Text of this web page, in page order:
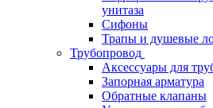
унитаза
Сифоны
Трапы и душевые
Трубопровод
Аксессуары для
Запорная арматура
Обратные клапаны